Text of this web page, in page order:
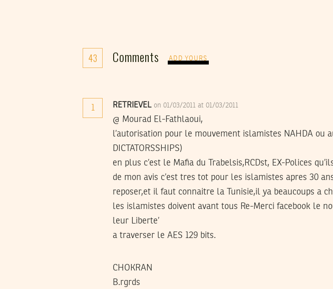
43 Comments ADD YOURS
1 RETRIEVEL on 01/03/2011 at 01/03/2011
@ Mourad El-Fathlaoui,
l’autorisation pour le mouvement islamistes NAHDA ou
DICTATORSSHIPS)
en plus c’est le Mafia du Trabelsis,RCDst, EX-Polices
de mon avis c’est tres tot pour les islamistes apres 30
reposer,et il faut connaitre la Tunisie,il ya beaucoups a
les islamistes doivent avant tous Re-Merci facebook le
leur Liberte’
a traverser le AES 129 bits.
CHOKRAN
B.rgrds